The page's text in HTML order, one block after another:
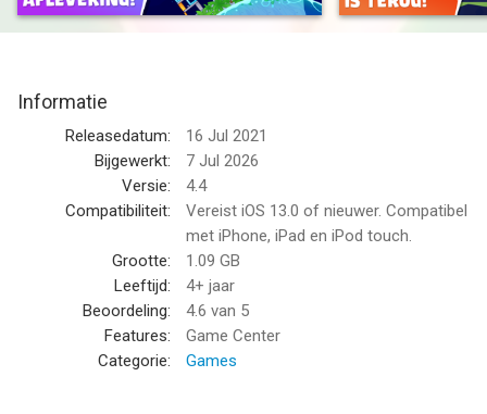
activiteiten!
- Ga je te buiten aan onze prachtige, handgemaakte nieuwe
- Eierjacht-EVENEMENT: speel als de varkens en probeer de
eieren van de vogels uit hun nest te stelen! O-o!
- Wekelijkse COMPETITIE: klim op in onze klassementen en
versla medespelers! Kun jij de hoogste score behalen? Elke
week een nieuwe aflevering.
Angry Birds Reloaded van Rovio Entertainment Oyj is een app
voor iPhone, iPad en iPod touch met iOS versie 13.0 of hoger,
geschikt bevonden voor gebruikers met leeftijden vanaf
Informatie
Releasedatum:
16 Jul 2021
Bijgewerkt:
7 Jul 2026
Versie:
4.4
Compatibiliteit:
Vereist iOS 13.0 of nieuwer. Compatibel
met iPhone, iPad en iPod touch.
Grootte:
1.09 GB
Leeftijd:
4+ jaar
Beoordeling:
4.6 van 5
Features:
Game Center
Categorie:
Games